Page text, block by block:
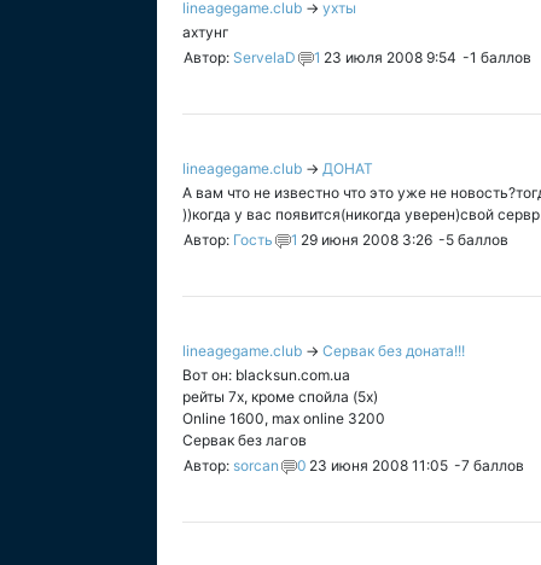
lineagegame.club → ухты
ахтунг
Автор: ServelaD 1 23 июля 2008 9:54 -1 баллов
lineagegame.club → ДОНАТ
А вам что не известно что это уже не
))когда у вас появится(никогда уверен)свой
Автор: Гость 1 29 июня 2008 3:26 -5 баллов
lineagegame.club → Сервак без доната!!!
Вот он: blacksun.com.ua
рейты 7х, кроме спойла (5х)
Online 1600, max online 3200
Сервак без лагов
Автор: sorcan 0 23 июня 2008 11:05 -7 баллов